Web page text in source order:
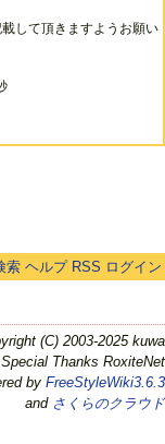
して頂きますようお願い
索 ヘルプ RSS ログイン
(C) 2003-2025 kuwa
Special Thanks RoxiteNet
by FreeStyleWiki3.6.3
and さくらのクラウド